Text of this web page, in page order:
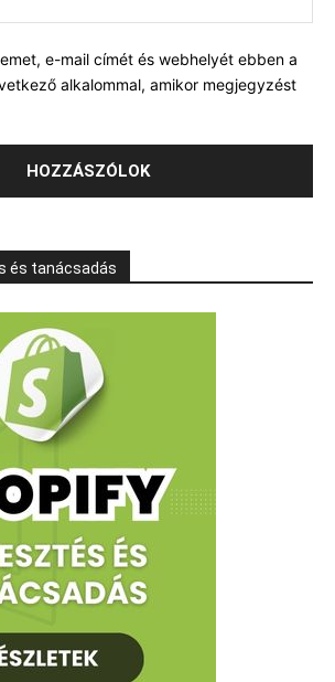
e-mail címét és webhelyét ebben a
alkalommal, amikor megjegyzést
és tanácsadás